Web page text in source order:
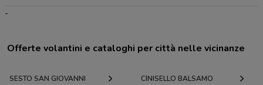
-
Offerte volantini e cataloghi per città nelle vicinanze
SESTO SAN GIOVANNI CINISELLO BALSAMO